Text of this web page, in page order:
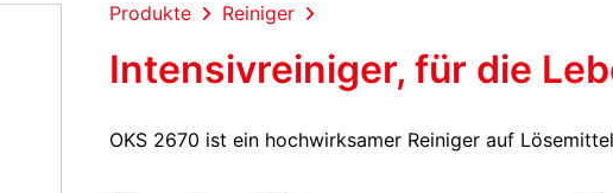
Produkte Reiniger
Intensivreiniger, für die
OKS 2670 ist ein hochwirksamer Reiniger auf